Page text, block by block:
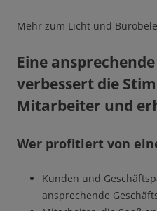
Mehr zum Licht und
Eine
verbessert die
Mitarbeiter und
Wer profitiert von
Kunden und
ansprechende